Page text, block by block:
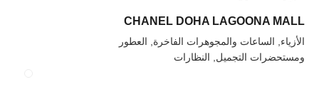
عودة إلى المرشحات
CHANEL DOHA LAGOONA MALL
الأزياء, الساعات والمجوهرات الفاخرة, العطور
ومستحضرات التجميل, النظارات